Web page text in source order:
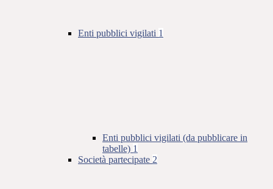
Enti pubblici vigilati 1
Enti pubblici vigilati (da pubblicare in
tabelle) 1
Società partecipate 2